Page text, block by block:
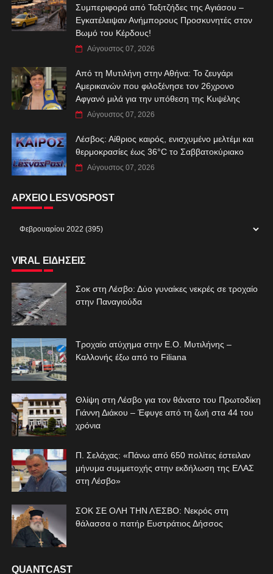
Συμπεριφορά από Ταξιτζήδες της Αγιάσου –
Εγκατέλειψαν Ανήμπορους Προσκυνητές στον
Βωμό του Κέρδους!
Αύγουστος 07, 2026
Από τη Μυτιλήνη στην Αθήνα: Το ζευγάρι
Αμερικανών που φιλοξένησε τον 26χρονο
Αφγανό μιλά για την υπόθεση της Κυψέλης
Αύγουστος 07, 2026
Λέσβος: Αίθριος καιρός, ενισχυμένο μελτέμι και
θερμοκρασίες έως 36°C το Σαββατοκύριακο
Αύγουστος 07, 2026
ΑΡΧΕΙΟ LESVOSPOST
VIRAL ΕΙΔΗΣΕΙΣ
Σοκ στη Λέσβο: Δύο γυναίκες νεκρές σε τροχαίο
στην Παναγιούδα
Τροχαίο ατύχημα στην Ε.Ο. Μυτιλήνης –
Καλλονής έξω από το Filiana
Θλίψη στη Λέσβο για τον θάνατο του Πρωτοδίκη
Γιάννη Διάκου – Έφυγε από τη ζωή στα 44 του
χρόνια
Π. Σελάχας: «Πάνω από 650 πολίτες έστειλαν
μήνυμα συμμετοχής στην εκδήλωση της ΕΛΑΣ
στη Λέσβο»
ΣΟΚ ΣΕ ΟΛΗ ΤΗΝ ΛΈΣΒΟ: Νεκρός στη
θάλασσα ο πατήρ Ευστράτιος Δήσσος
QUANTCAST